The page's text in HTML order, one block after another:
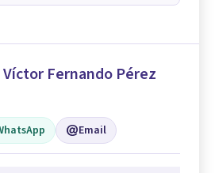
Fernando Pérez
Email